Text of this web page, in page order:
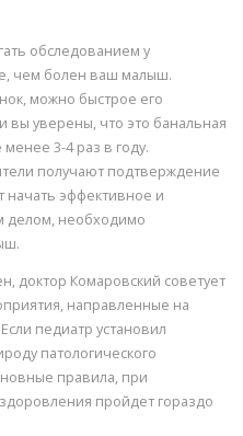
обследованием у
чем болен ваш малыш.
можно быстрое его
вы уверены, что это банальная
менее 3-4 раз в году.
получают подтверждение
начать эффективное и
делом, необходимо
доктор Комаровский советует
направленные на
педиатр установил
патологического
правила, при
пройдет гораздо